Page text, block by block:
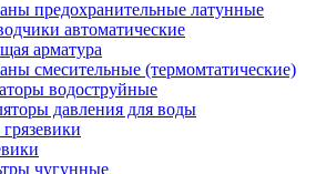
предохранительные латунные
автоматические
арматура
смесительные (термомтатические)
водоструйные
давления для воды
чугунные